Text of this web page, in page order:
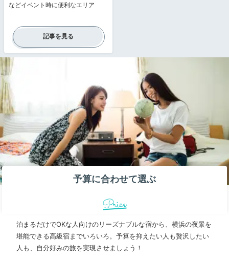
などイベント時に便利なエリア
記事を見る
予算に合わせて選ぶ
Price
泊まるだけでOKな人向けのリーズナブルな宿から、横浜の夜景を
堪能できる高級宿までいろいろ。予算を抑えたい人も贅沢したい
人も、自分好みの旅を実現させましょう！